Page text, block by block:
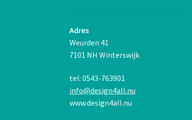
Adres
Weurden 41
7101 NH Winterswijk
tel: 0543-763901
info@design4all.nu
www.design4all.nu